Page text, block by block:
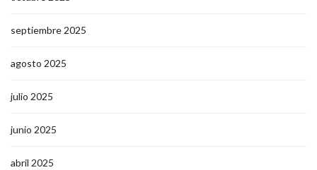
septiembre 2025
agosto 2025
julio 2025
junio 2025
abril 2025